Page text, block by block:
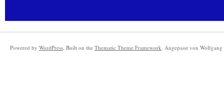
Powered by WordPress. Built on the Thematic Theme Framework. Angepasst von